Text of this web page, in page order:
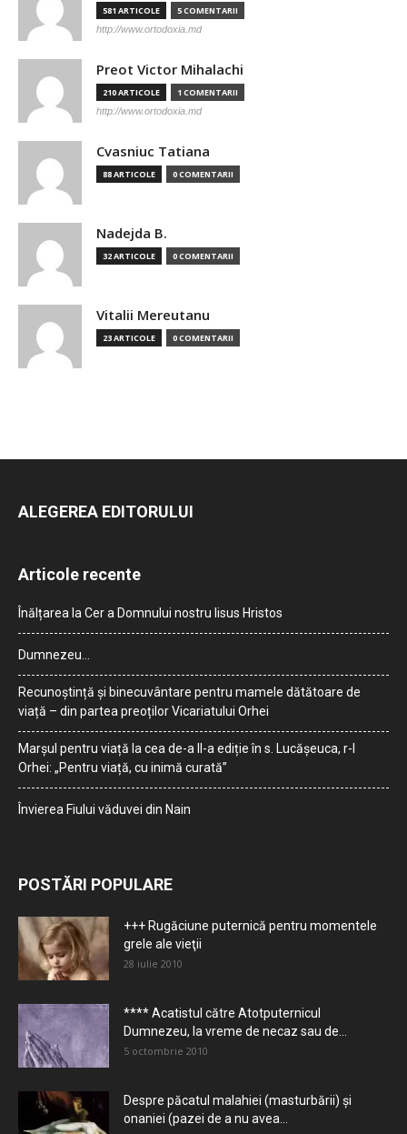
581 ARTICOLE 5 COMENTARII
http://www.ortodoxia.md
Preot Victor Mihalachi
210 ARTICOLE 1 COMENTARII
http://www.ortodoxia.md
Cvasniuc Tatiana
88 ARTICOLE 0 COMENTARII
Nadejda B.
32 ARTICOLE 0 COMENTARII
Vitalii Mereutanu
23 ARTICOLE 0 COMENTARII
ALEGEREA EDITORULUI
Articole recente
Înălțarea la Cer a Domnului nostru Iisus Hristos
Dumnezeu…
Recunoștință și binecuvântare pentru mamele dătătoare de
viață – din partea preoților Vicariatului Orhei
Marșul pentru viață la cea de-a II-a ediție în s. Lucășeuca, r-l
Orhei: „Pentru viață, cu inimă curată”
Învierea Fiului văduvei din Nain
POSTĂRI POPULARE
+++ Rugăciune puternică pentru momentele
grele ale vieţii
28 iulie 2010
**** Acatistul către Atotputernicul
Dumnezeu, la vreme de necaz sau de...
5 octombrie 2010
Despre păcatul malahiei (masturbării) şi
onaniei (pazei de a nu avea...